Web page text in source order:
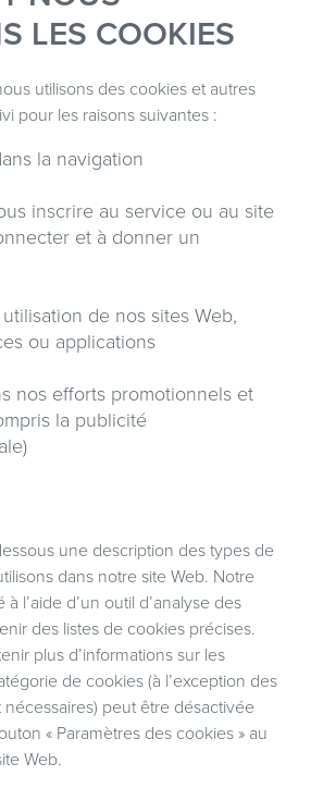
LES COOKIES
utilisons des cookies et autres
pour les raisons suivantes :
la navigation
inscrire au service ou au site
et à donner un
de nos sites Web,
ou applications
nos efforts promotionnels et
la publicité
une description des types de
dans notre site Web. Notre
l’aide d’un outil d’analyse des
des listes de cookies précises.
plus d’informations sur les
de cookies (à l’exception des
peut être désactivée
« Paramètres des cookies » au
Web.